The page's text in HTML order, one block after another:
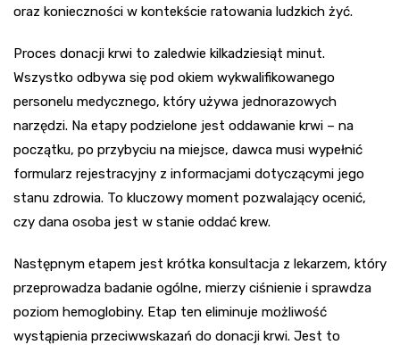
oraz konieczności w kontekście ratowania ludzkich żyć.
Proces donacji krwi to zaledwie kilkadziesiąt minut.
Wszystko odbywa się pod okiem wykwalifikowanego
personelu medycznego, który używa jednorazowych
narzędzi. Na etapy podzielone jest oddawanie krwi – na
początku, po przybyciu na miejsce, dawca musi wypełnić
formularz rejestracyjny z informacjami dotyczącymi jego
stanu zdrowia. To kluczowy moment pozwalający ocenić,
czy dana osoba jest w stanie oddać krew.
Następnym etapem jest krótka konsultacja z lekarzem, który
przeprowadza badanie ogólne, mierzy ciśnienie i sprawdza
poziom hemoglobiny. Etap ten eliminuje możliwość
wystąpienia przeciwwskazań do donacji krwi. Jest to